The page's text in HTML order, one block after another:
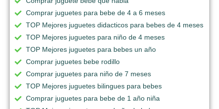
Comprar juguetes para bebe de 4 a 6 meses
TOP Mejores juguetes didacticos para bebes de 4 meses
TOP Mejores juguetes para niño de 4 meses
TOP Mejores juguetes para bebes un año
Comprar juguetes bebe rodillo
Comprar juguetes para niño de 7 meses
TOP Mejores juguetes bilingues para bebes
Comprar juguetes para bebe de 1 año niña